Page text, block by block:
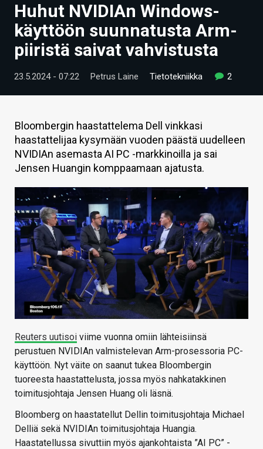
UUTISET
ARTIKKELIT
VIDEOT
TECHBBS
TIETOA
HINTA.FI
KAUPPA
VAIHDA TEEMA
HAKU
Huhut NVIDIAn Windows-
käyttöön suunnatusta Arm-
piiristä saivat vahvistusta
23.5.2024 - 07:22 Petrus Laine Tietotekniikka 2
Bloombergin haastattelema Dell vinkkasi
haastattelijaa kysymään vuoden päästä uudelleen
NVIDIAn asemasta AI PC -markkinoilla ja sai
Jensen Huangin komppaamaan ajatusta.
Reuters uutisoi viime vuonna omiin lähteisiinsä
perustuen NVIDIAn valmistelevan Arm-prosessoria PC-
käyttöön. Nyt väite on saanut tukea Bloombergin
tuoreesta haastattelusta, jossa myös nahkatakkinen
toimitusjohtaja Jensen Huang oli läsnä.
Bloomberg on haastatellut Dellin toimitusjohtaja Michael
Delliä sekä NVIDIAn toimitusjohtaja Huangia.
Haastatellussa sivuttiin myös ajankohtaista ”AI PC” -